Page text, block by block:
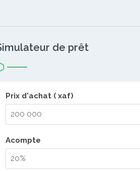
de prêt
Prix d'achat ( xaf)
Acompte